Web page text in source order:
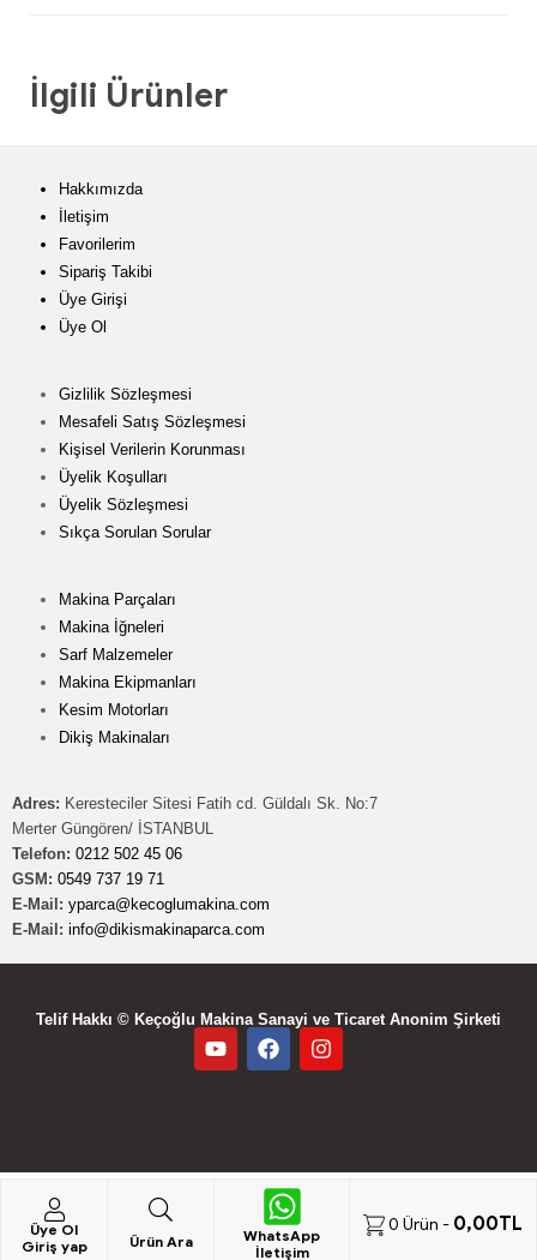
İlgili Ürünler
Hakkımızda
İletişim
Favorilerim
Sipariş Takibi
Üye Girişi
Üye Ol
Gizlilik Sözleşmesi
Mesafeli Satış Sözleşmesi
Kişisel Verilerin Korunması
Üyelik Koşulları
Üyelik Sözleşmesi
Sıkça Sorulan Sorular
Makina Parçaları
Makina İğneleri
Sarf Malzemeler
Makina Ekipmanları
Kesim Motorları
Dikiş Makinaları
Adres: Keresteciler Sitesi Fatih cd. Güldalı Sk. No:7
Merter Güngören/ İSTANBUL
Telefon: 0212 502 45 06
GSM: 0549 737 19 71
E-Mail: yparca@kecoglumakina.com
E-Mail: info@dikismakinaparca.com
Telif Hakkı © Keçoğlu Makina Sanayi ve Ticaret Anonim Şirketi
Üye Ol
Giriş yap
Ürün Ara
WhatsApp
İletişim
0 Ürün - 0,00TL